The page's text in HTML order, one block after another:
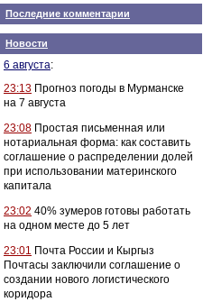
Последние комментарии
Новости
6 августа:
23:13 Прогноз погоды в Мурманске
на 7 августа
23:08 Простая письменная или
нотариальная форма: как составить
соглашение о распределении долей
при использовании материнского
капитала
23:02 40% зумеров готовы работать
на одном месте до 5 лет
23:01 Почта России и Кыргыз
Почтасы заключили соглашение о
создании нового логистического
коридора